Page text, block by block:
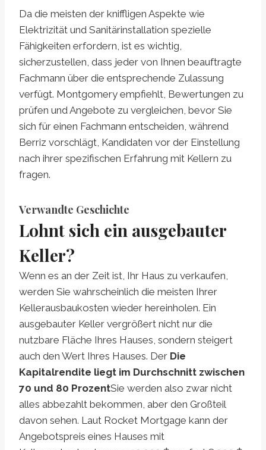
Da die meisten der kniffligen Aspekte wie
Elektrizität und Sanitärinstallation spezielle
Fähigkeiten erfordern, ist es wichtig,
sicherzustellen, dass jeder von Ihnen beauftragte
Fachmann über die entsprechende Zulassung
verfügt. Montgomery empfiehlt, Bewertungen zu
prüfen und Angebote zu vergleichen, bevor Sie
sich für einen Fachmann entscheiden, während
Berriz vorschlägt, Kandidaten vor der Einstellung
nach ihrer spezifischen Erfahrung mit Kellern zu
fragen.
Verwandte Geschichte
Lohnt sich ein ausgebauter
Keller?
Wenn es an der Zeit ist, Ihr Haus zu verkaufen,
werden Sie wahrscheinlich die meisten Ihrer
Kellerausbaukosten wieder hereinholen. Ein
ausgebauter Keller vergrößert nicht nur die
nutzbare Fläche Ihres Hauses, sondern steigert
auch den Wert Ihres Hauses. Der Die
Kapitalrendite liegt im Durchschnitt zwischen
70 und 80 ProzentSie werden also zwar nicht
alles abbezahlt bekommen, aber den Großteil
davon sehen. Laut Rocket Mortgage kann der
Angebotspreis eines Hauses mit